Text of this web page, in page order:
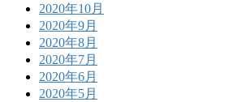
2020年10月
2020年9月
2020年8月
2020年7月
2020年6月
2020年5月